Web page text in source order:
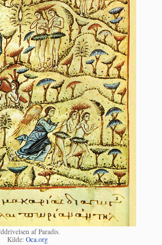
af Para­dis.
Kil­de: Oca.org